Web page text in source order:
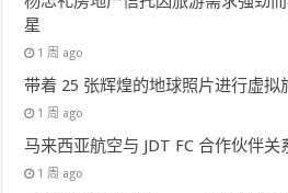
星
1 周 ago
带着 25 张辉煌的地球照片进行虚拟
1 周 ago
马来西亚航空与 JDT FC 合作伙伴
1 周 ago